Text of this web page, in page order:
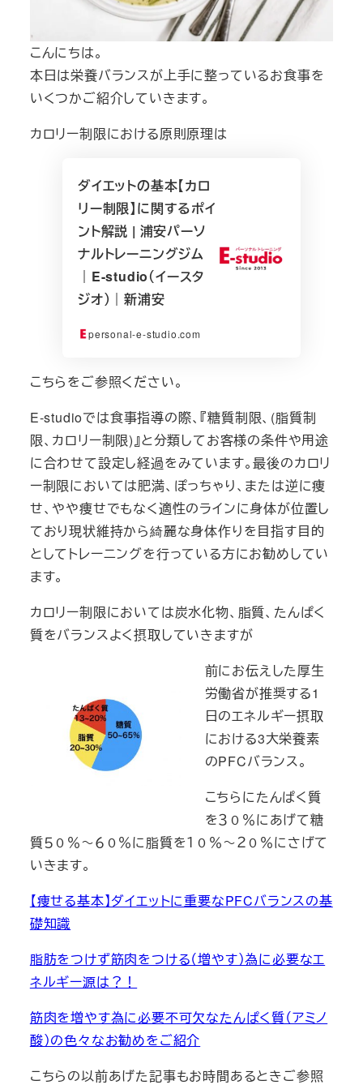
こんにちは。
本日は栄養バランスが上手に整っているお食事を
いくつかご紹介していきます。
カロリー制限における原則原理は
ダイエットの基本【カロ
リー制限】に関するポイ
ント解説 | 浦安パーソ
ナルトレーニングジム
｜E-studio（イースタ
ジオ）｜新浦安
personal-e-studio.com
こちらをご参照ください。
E-studioでは食事指導の際、『糖質制限、(脂質制
限、カロリー制限)』と分類してお客様の条件や用途
に合わせて設定し経過をみています。最後のカロリ
ー制限においては肥満、ぽっちゃり、または逆に痩
せ、やや痩せでもなく適性のラインに身体が位置し
ており現状維持から綺麗な身体作りを目指す目的
としてトレーニングを行っている方にお勧めしてい
ます。
カロリー制限においては炭水化物、脂質、たんぱく
質をバランスよく摂取していきますが
前にお伝えした厚生
労働省が推奨する1
日のエネルギー摂取
における3大栄養素
のPFCバランス。
こちらにたんぱく質
を３０％にあげて糖
質５０％～６０％に脂質を１０％～２０％にさげて
いきます。
【痩せる基本】ダイエットに重要なPFCバランスの基
礎知識
脂肪をつけず筋肉をつける（増やす）為に必要なエ
ネルギー源は？！
筋肉を増やす為に必要不可欠なたんぱく質（アミノ
酸）の色々なお勧めをご紹介
こちらの以前あげた記事もお時間あるときご参照